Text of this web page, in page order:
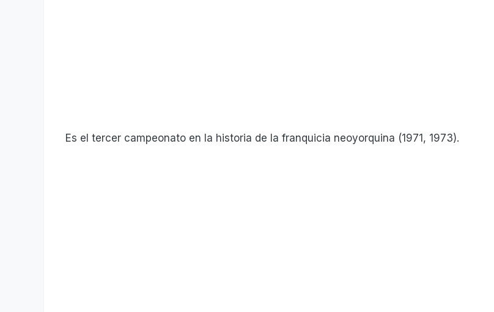
Es el tercer campeonato en la historia de la franquicia neoyorquina (1971, 1973).